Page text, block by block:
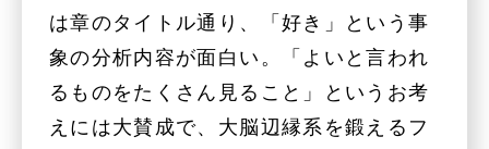
は章のタイトル通り、「好き」という事
象の分析内容が面白い。「よいと言われ
るものをたくさん見ること」というお考
えには大賛成で、大脳辺縁系を鍛えるフ